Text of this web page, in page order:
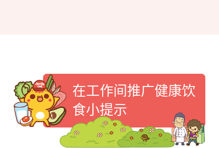
在工作间推广健康饮
食小提示